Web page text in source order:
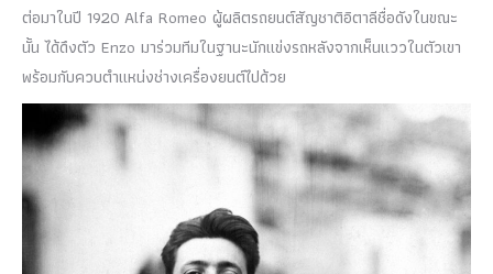
ต่อมาในปี 1920 Alfa Romeo ผู้ผลิตรถยนต์สัญชาติอิตาลีชื่อดังในขณะ
นั้น ได้ดึงตัว Enzo มาร่วมทีมในฐานะนักแข่งรถหลังจากเห็นแววในตัวเขา
พร้อมกับควบตำแหน่งช่างเครื่องยนต์ไปด้วย